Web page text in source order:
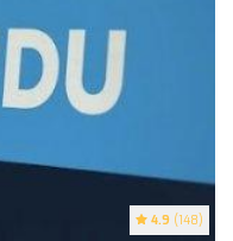
4.9 (148)